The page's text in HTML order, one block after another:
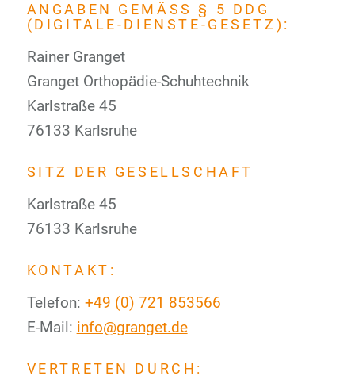
ANGABEN GEMÄSS § 5 DDG (
DIGITALE-DIENSTE-GESETZ):
Rainer Granget
Granget Orthopädie-Schuhtechnik
Karlstraße 45
76133 Karlsruhe
SITZ DER GESELLSCHAFT
Karlstraße 45
76133 Karlsruhe
KONTAKT:
Telefon: +49 (0) 721 853566
E-Mail: info@granget.de
VERTRETEN DURCH: